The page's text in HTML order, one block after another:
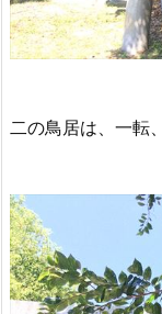
二の鳥居は、一転